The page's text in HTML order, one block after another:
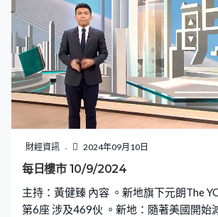
財經資訊 2024年09月10日
每日樓市 10/9/2024
主持：黃健臻 內容 。新地旗下元朗The
第6座 涉及469伙 。新地：隨著美國開始